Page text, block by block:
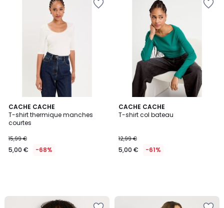
CACHE CACHE
T-shirt thermique manches
courtes
15,99 €
5,00 € -68%
CACHE CACHE
T-shirt col bateau
12,99 €
5,00 € -61%